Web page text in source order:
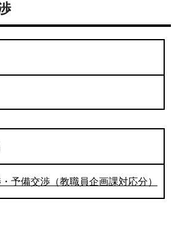
予備交渉（教職員企画課対応分）